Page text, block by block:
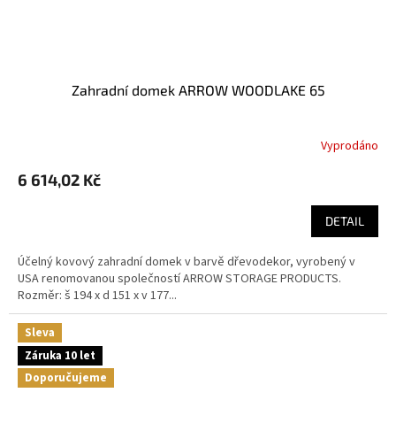
Zahradní domek ARROW WOODLAKE 65
Vyprodáno
6 614,02 Kč
DETAIL
Účelný kovový zahradní domek v barvě dřevodekor, vyrobený v
USA renomovanou společností ARROW STORAGE PRODUCTS.
Rozměr: š 194 x d 151 x v 177...
Sleva
Záruka 10 let
Doporučujeme